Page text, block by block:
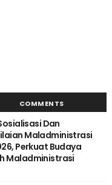
COMMENTS
Dan
Maladministrasi
Perkuat Budaya
Maladministrasi